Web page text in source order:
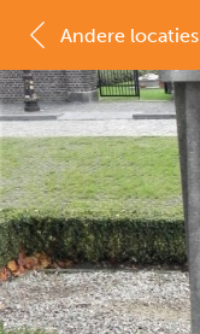
Andere locaties
MAP